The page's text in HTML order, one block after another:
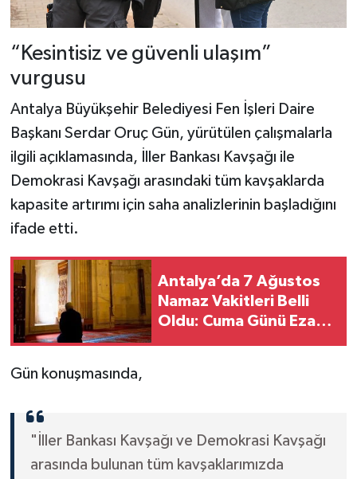
“Kesintisiz ve güvenli ulaşım”
vurgusu
Antalya Büyükşehir Belediyesi Fen İşleri Daire
Başkanı Serdar Oruç Gün, yürütülen çalışmalarla
ilgili açıklamasında, İller Bankası Kavşağı ile
Demokrasi Kavşağı arasındaki tüm kavşaklarda
kapasite artırımı için saha analizlerinin başladığını
ifade etti.
Antalya’da 7 Ağustos
Namaz Vakitleri Belli
Oldu: Cuma Günü Ezan
Gün konuşmasında,
"İller Bankası Kavşağı ve Demokrasi Kavşağı
arasında bulunan tüm kavşaklarımızda